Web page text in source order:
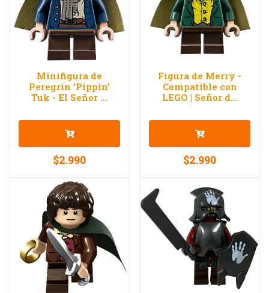
Minifigura de
Peregrin 'Pippin'
Tuk - El Señor ...
$2.990
Figura de Merry -
Compatible con
LEGO | Señor d...
$2.990